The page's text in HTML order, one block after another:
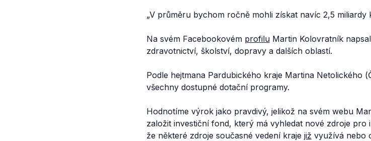
„V průměru bychom ročně mohli získat navíc 2,5 miliardy
Na svém Facebookovém profiluMartin Kolovratník
zdravotnictví, školství, dopravy a dalších oblastí.
Podle hejtmana Pardubického kraje Martina Netolického
všechny dostupné dotační programy.
Hodnotíme výrok jako pravdivý, jelikož na svém webu
založit investiční fond, který má vyhledat nové zdroje pro
že některé zdroje současné vedení kraje již využívá nebo